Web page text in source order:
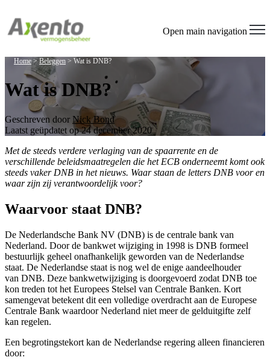
All
Accessibility
screen
reader.
To
the
All
One
Accessibility
screen
reader,
"Ctrl
+
This
shortcut
activates
the
screen
reader
to
help
you
and
interact
Open main navigation
Home>Beleggen > Wat is DNB?
Wat is DNB?
Geschreven door Nick Bond
Laatst geüpdatet op 24 december 2020
Met de steeds verdere verlaging van de spaarrente en de
verschillende beleidsmaatregelen die het ECB onderneemt komt ook
steeds vaker DNB in het nieuws. Waar staan de letters DNB voor en
waar zijn zij verantwoordelijk voor?
Waarvoor staat DNB?
De Nederlandsche Bank NV (DNB) is de centrale bank van
Nederland. Door de bankwet wijziging in 1998 is DNB formeel
bestuurlijk geheel onafhankelijk geworden van de Nederlandse
staat. De Nederlandse staat is nog wel de enige aandeelhouder
van DNB. Deze bankwetwijziging is doorgevoerd zodat DNB toe
kon treden tot het Europees Stelsel van Centrale Banken. Kort
samengevat betekent dit een volledige overdracht aan de Europese
Centrale Bank waardoor Nederland niet meer de gelduitgifte zelf
kan regelen.
Een begrotingstekort kan de Nederlandse regering alleen financieren
door: